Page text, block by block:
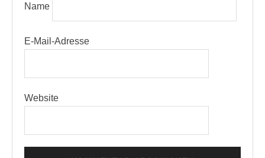
Name
E-Mail-Adresse
Website